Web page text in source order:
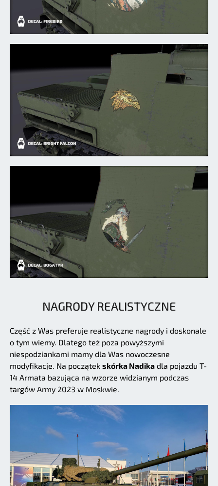
NAGRODY REALISTYCZNE
Część z Was preferuje realistyczne nagrody i doskonale
o tym wiemy. Dlatego też poza powyższymi
niespodziankami mamy dla Was nowoczesne
modyfikacje. Na początek skórka Nadika dla pojazdu T-
14 Armata bazująca na wzorze widzianym podczas
targów Army 2023 w Moskwie.